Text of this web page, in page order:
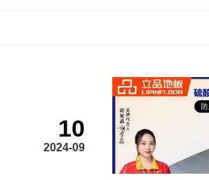
10
2024-09